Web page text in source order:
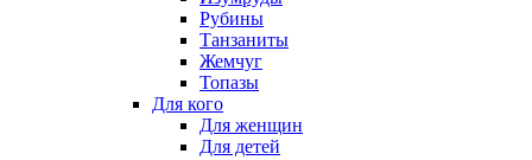
Рубины
Танзаниты
Жемчуг
Топазы
Для кого
Для женщин
Для детей